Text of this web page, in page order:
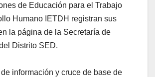
de Educación para el Trabajo
Humano IETDH registran sus
la página de la Secretaría de
Distrito SED.
información y cruce de base de